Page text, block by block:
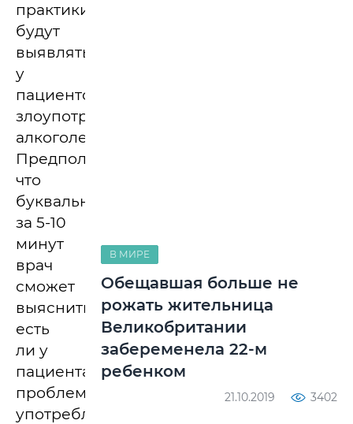
практики
будут
выявлять
у
пациентов
злоупотребление
алкоголем.
Предполагается,
что
буквально
за 5-10
минут
врач
сможет
выяснить,
есть
ли у
пациента
проблемное
употребление
В МИРЕ
Обещавшая больше не
рожать жительница
Великобритании
забеременела 22-м
ребенком
21.10.2019 3402